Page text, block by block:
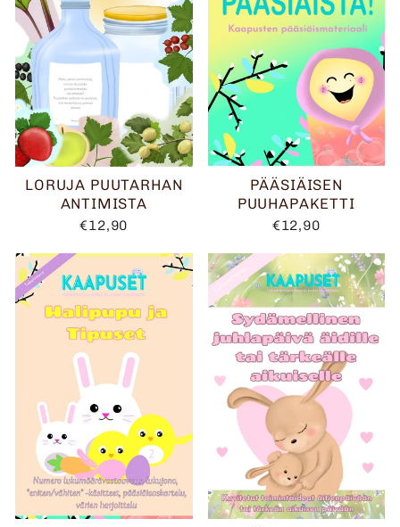
LORUJA PUUTARHAN
ANTIMISTA
€12,90
PÄÄSIÄISEN
PUUHAPAKETTI
€12,90